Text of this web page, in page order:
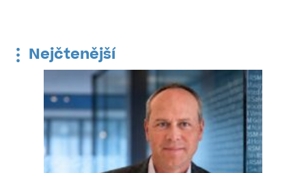
Nejčtenější